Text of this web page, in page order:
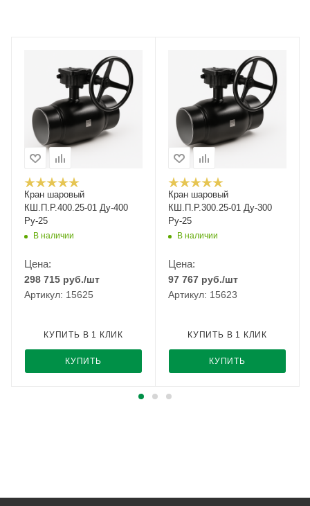
Кран шаровый
КШ.П.Р.400.25-01 Ду-400
Ру-25
В наличии
Цена:
298 715 руб./шт
Артикул: 15625
КУПИТЬ
КУПИТЬ В 1 КЛИК
Кран шаровый
КШ.П.Р.300.25-01 Ду-300
Ру-25
В наличии
Цена:
97 767 руб./шт
Артикул: 15623
КУПИТЬ
КУПИТЬ В 1 КЛИК